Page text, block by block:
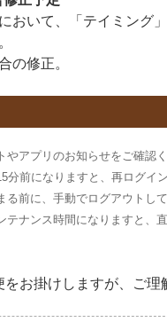
おいて、「テイミング
の修正。
アプリのお知らせをご確認
前になりますと、再ログイ
前に、手動でログアウトし
テナンス時間になりますと、
お掛けしますが、ご理